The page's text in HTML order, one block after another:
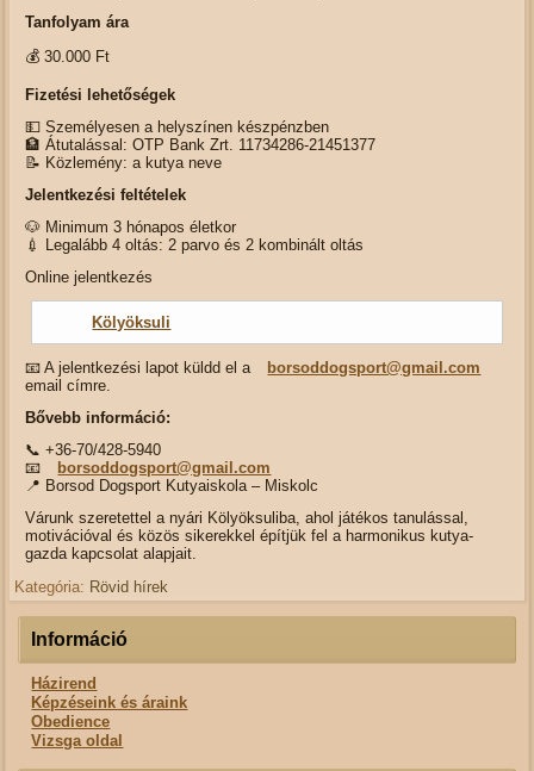
Tanfolyam ára
💰 30.000 Ft
Fizetési lehetőségek
💵 Személyesen a helyszínen készpénzben
🏦 Átutalással: OTP Bank Zrt. 11734286-21451377
📝 Közlemény: a kutya neve
Jelentkezési feltételek
🐶 Minimum 3 hónapos életkor
💉 Legalább 4 oltás: 2 parvo és 2 kombinált oltás
Online jelentkezés
Kölyöksuli
📧 A jelentkezési lapot küldd el a
borsoddogsport@gmail.com
email címre.
Bővebb információ:
📞 +36-70/428-5940
📧
borsoddogsport@gmail.com
📍 Borsod Dogsport Kutyaiskola – Miskolc
Várunk szeretettel a nyári Kölyöksuliba, ahol játékos tanulással,
motivációval és közös sikerekkel építjük fel a harmonikus kutya-
gazda kapcsolat alapjait.
Kategória: Rövid hírek
Információ
Házirend
Képzéseink és áraink
Obedience
Vizsga oldal